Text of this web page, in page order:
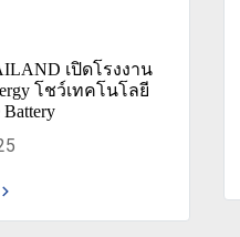
เปิดโรงงาน
โชว์เทคโนโลยี
Battery